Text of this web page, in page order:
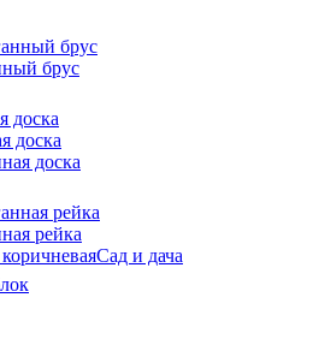
брус
брус
доска
доска
доска
рейка
рейка
Сад и дача